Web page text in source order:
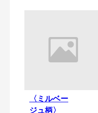
〈ミルベー
ジュ柄〉